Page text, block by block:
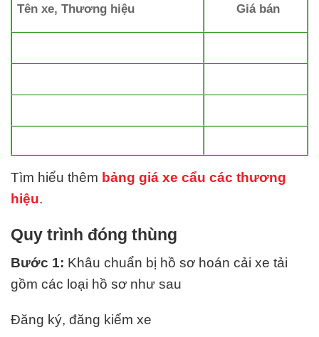
Tên xe, Thương hiệu Giá bán
Tìm hiểu thêm bảng giá xe cẩu các thương
hiệu.
Quy trình đóng thùng
Bước 1: Khâu chuẩn bị hồ sơ hoán cải xe tải
gồm các loại hồ sơ như sau
Đăng ký, đăng kiểm xe